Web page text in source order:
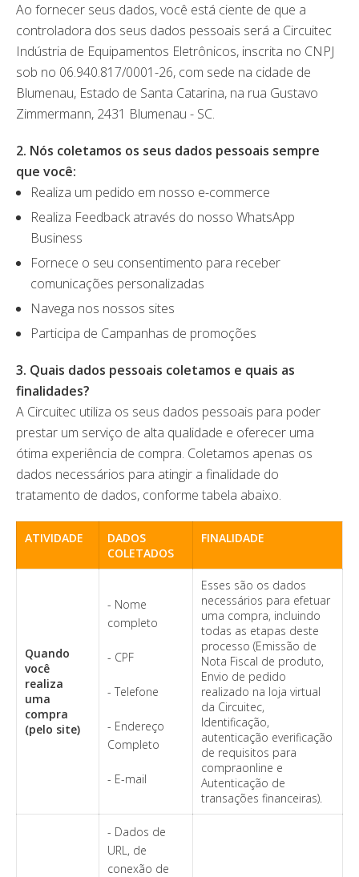
Ao fornecer seus dados, você está ciente de que a
controladora dos seus dados pessoais será a Circuitec
Indústria de Equipamentos Eletrônicos, inscrita no CNPJ
sob no 06.940.817/0001-26, com sede na cidade de
Blumenau, Estado de Santa Catarina, na rua Gustavo
Zimmermann, 2431 Blumenau - SC.
2. Nós coletamos os seus dados pessoais sempre
que você:
Realiza um pedido em nosso e-commerce
Realiza Feedback através do nosso WhatsApp
Business
Fornece o seu consentimento para receber
comunicações personalizadas
Navega nos nossos sites
Participa de Campanhas de promoções
3. Quais dados pessoais coletamos e quais as
finalidades?
A Circuitec utiliza os seus dados pessoais para poder
prestar um serviço de alta qualidade e oferecer uma
ótima experiência de compra. Coletamos apenas os
dados necessários para atingir a finalidade do
tratamento de dados, conforme tabela abaixo.
ATIVIDADE
DADOS
COLETADOS
FINALIDADE
Quando
você
realiza
uma
compra
(pelo site)
- Nome
completo
- CPF
- Telefone
- Endereço
Completo
- E-mail
Esses são os dados
necessários para efetuar
uma compra, incluindo
todas as etapas deste
processo (Emissão de
Nota Fiscal de produto,
Envio de pedido
realizado na loja virtual
da Circuitec,
Identificação,
autenticação everificação
de requisitos para
compraonline e
Autenticação de
transações financeiras).
- Dados de
URL, de
conexão de